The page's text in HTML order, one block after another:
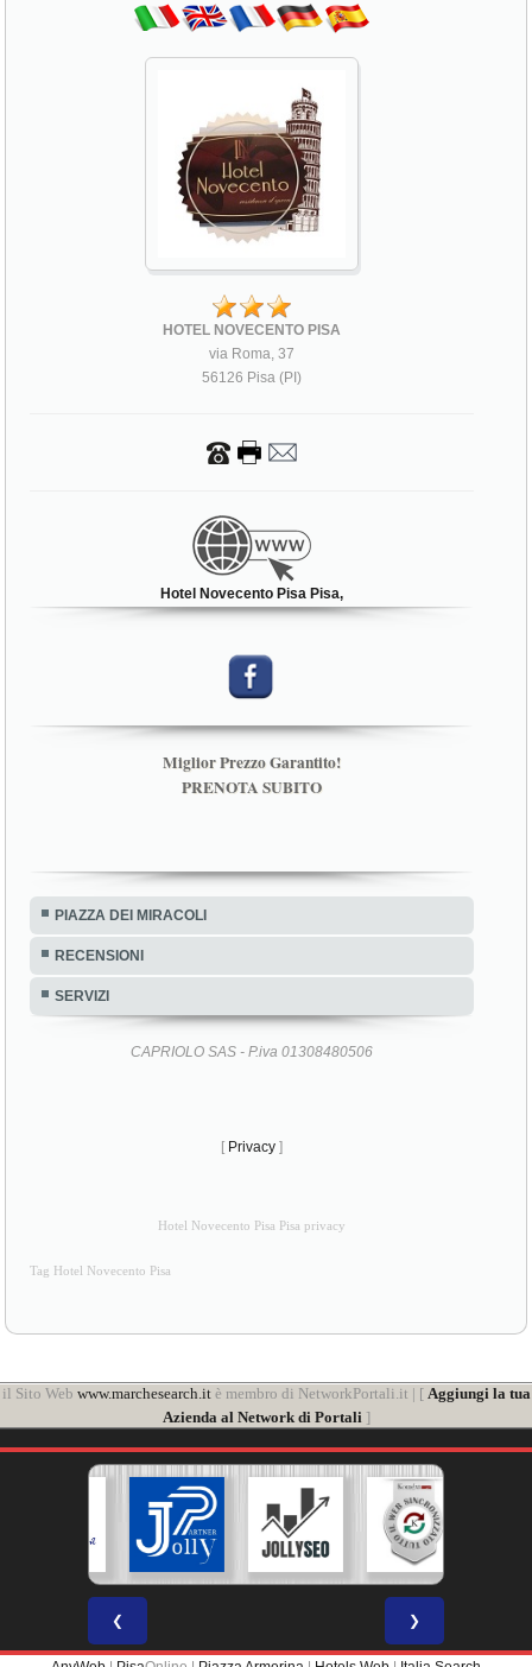
HOTEL NOVECENTO PISA
via Roma, 37
56126 Pisa (PI)
Hotel Novecento Pisa Pisa,
Miglior Prezzo Garantito!
PRENOTA SUBITO
PIAZZA DEI MIRACOLI
RECENSIONI
SERVIZI
CAPRIOLO SAS - P.iva 01308480506
[ Privacy ]
Hotel Novecento Pisa Pisa privacy
Tag Hotel Novecento Pisa
il Sito Web www.marchesearch.itè membro di NetworkPortali.it | [ Aggiungi la tua
Azienda al Network di Portali ]
❮ ❯